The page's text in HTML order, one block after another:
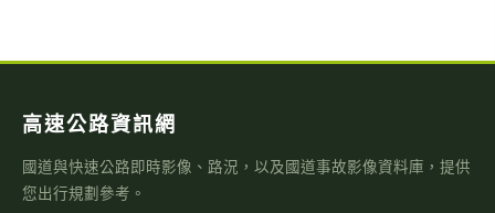
高速公路資訊網
國道與快速公路即時影像、路況，以及國道事故影像資料庫，提供
您出行規劃參考。